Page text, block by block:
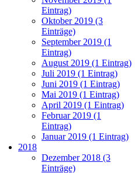
Eintrag)
Oktober 2019 (3
Einträge)
September 2019 (1
Eintrag)
August 2019 (1 Eintrag)
Juli 2019 (1 Eintrag)
Juni 2019 (1 Eintrag)
Mai 2019 (1 Eintrag)
April 2019 (1 Eintrag)
Februar 2019 (1
Eintrag)
Januar 2019 (1 Eintrag)
2018
Dezember 2018 (3
Einträge)